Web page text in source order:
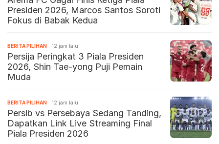
Presiden 2026, Marcos Santos Soroti
Fokus di Babak Kedua
BERITA PILIHAN 12 jam lalu
Persija Peringkat 3 Piala Presiden
2026, Shin Tae-yong Puji Pemain
Muda
BERITA PILIHAN 12 jam lalu
Persib vs Persebaya Sedang Tanding,
Dapatkan Link Live Streaming Final
Piala Presiden 2026